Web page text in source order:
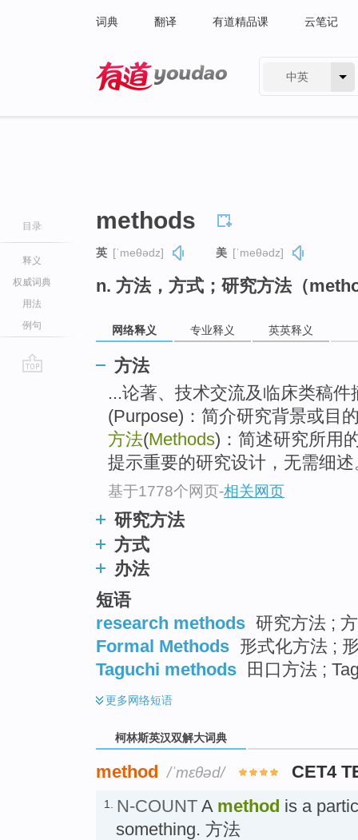
词典 翻译 有道精品课 云笔记
中英
目录
释义
权威词典
用法
例句
methods
英 [ˈmeθədz] 美 [ˈmeθədz]
n. 方法，方式；研究方法（
网络释义 专业释义 英英释义
方法
...论著、技术交流及临床类稿
(Purpose)：简介研究背景或目
方法(Methods)：简述研究所用
提示重要的研究设计，无需细述
基于1778个网页-相关网页
研究方法
方式
办法
短语
research methods 研究方法 ;
Formal Methods 形式化方法 ;
Taguchi methods
田口方法 ;
更多网络短语
柯林斯英汉双解大词典
method /ˈmɛθəd/ CET4
1. N-COUNT A method is a
something. 方法